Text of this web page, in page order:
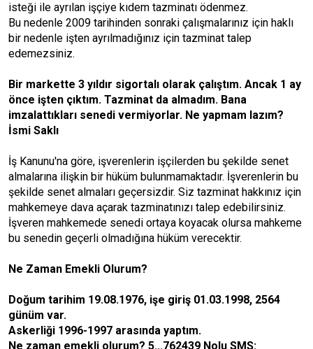
isteği ile ayrılan işçiye kıdem tazminatı ödenmez.
Bu nedenle 2009 tarihinden sonraki çalışmalarınız için haklı
bir nedenle işten ayrılmadığınız için tazminat talep
edemezsiniz.
Bir markette 3 yıldır sigortalı olarak çalıştım. Ancak 1 ay
önce işten çıktım. Tazminat da almadım. Bana
imzalattıkları senedi vermiyorlar. Ne yapmam lazım?
İsmi Saklı
İş Kanunu'na göre, işverenlerin işçilerden bu şekilde senet
almalarına ilişkin bir hüküm bulunmamaktadır. İşverenlerin bu
şekilde senet almaları geçersizdir. Siz tazminat hakkınız için
mahkemeye dava açarak tazminatınızı talep edebilirsiniz.
İşveren mahkemede senedi ortaya koyacak olursa mahkeme
bu senedin geçerli olmadığına hüküm verecektir.
Ne Zaman Emekli Olurum?
Doğum tarihim 19.08.1976, işe giriş 01.03.1998, 2564
günüm var.
Askerliği 1996-1997 arasında yaptım.
Ne zaman emekli olurum? 5...762439 Nolu SMS: